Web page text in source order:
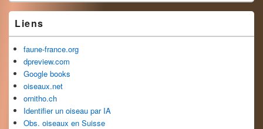
Liens
faune-france.org
dpreview.com
Google books
oiseaux.net
ornitho.ch
Identifier un oiseau par IA
Obs. oiseaux en Suisse